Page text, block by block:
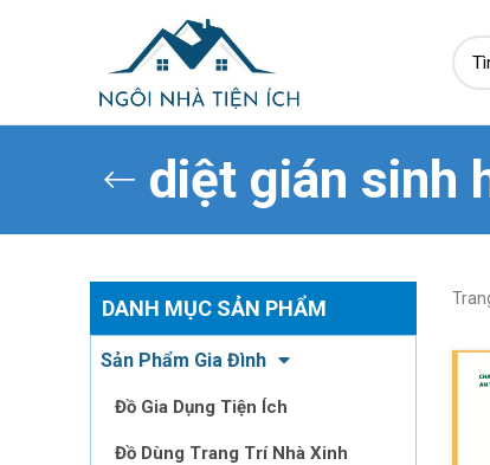
diệt gián sinh
DANH MỤC SẢN PHẨM
Sản Phẩm Gia Đình
Đồ Gia Dụng Tiện Ích
Đồ Dùng Trang Trí Nhà Xinh